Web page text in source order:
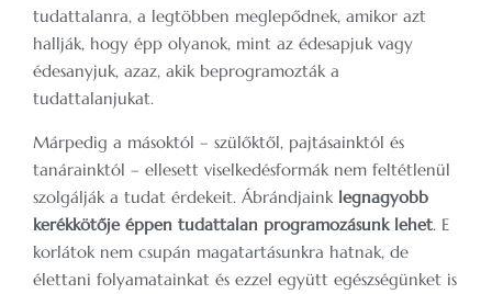
tudattalanra, a legtöbben meglepődnek, amikor azt
hallják, hogy épp olyanok, mint az édesapjuk vagy
édesanyjuk, azaz, akik beprogramozták a
tudattalanjukat.
Márpedig a másoktól – szülőktől, pajtásainktól és
tanárainktól – ellesett viselkedésformák nem feltétlenül
szolgálják a tudat érdekeit. Ábrándjaink legnagyobb
kerékkötője éppen tudattalan programozásunk lehet. E
korlátok nem csupán magatartásunkra hatnak, de
élettani folyamatainkat és ezzel együtt egészségünket is